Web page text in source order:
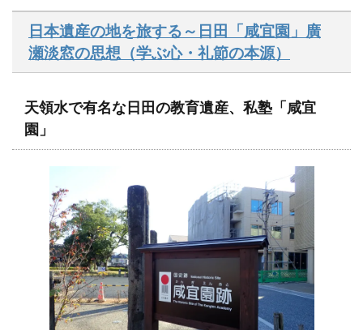
日本遺産の地を旅する～日田「咸宜園」廣
瀬淡窓の思想（学ぶ心・礼節の本源）
天領水で有名な日田の教育遺産、私塾「咸宜
園」